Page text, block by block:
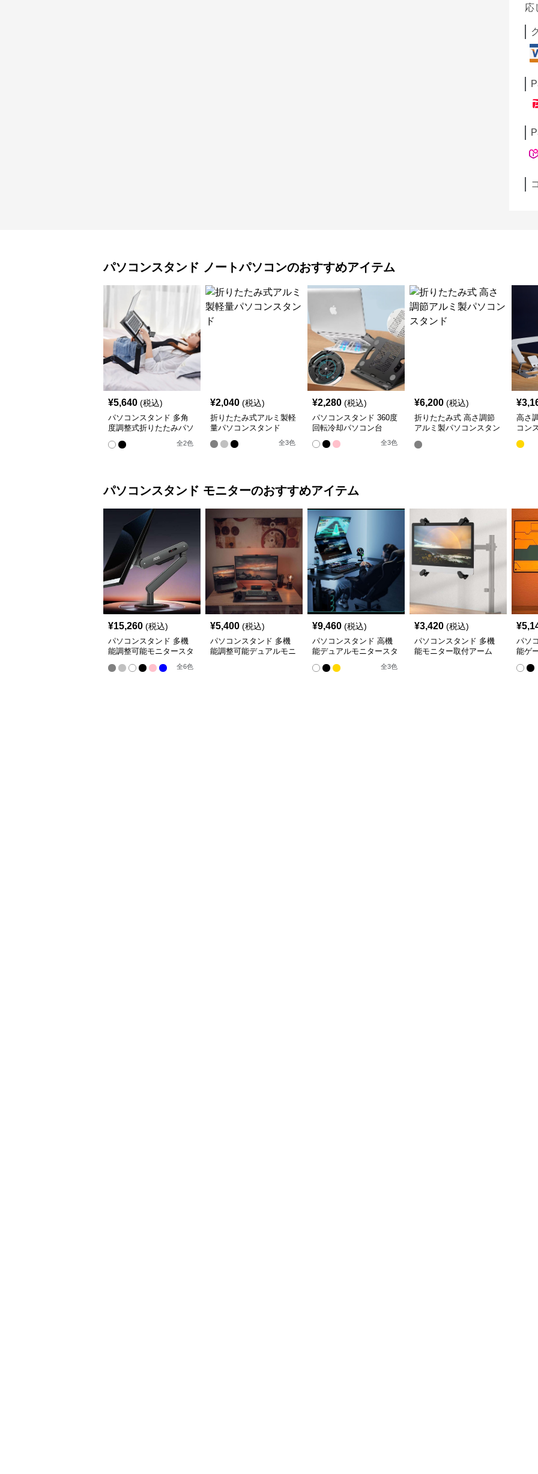
応
パソコンスタンド ノートパソコンのおすすめアイテム
¥5,640 (税込)
パソコンスタンド 多角
度調整式折りたたみパソ
全2色
¥2,040 (税込)
折りたたみ式アルミ製軽
量パソコンスタンド
全3色
¥2,280 (税込)
パソコンスタンド 360度
回転冷却パソコン台
全3色
¥6,200 (税込)
折りたたみ式 高さ調節
アルミ製パソコンスタン
¥
高さ
コン
パソコンスタンド モニターのおすすめアイテム
¥15,260 (税込)
パソコンスタンド 多機
能調整可能モニタースタ
全6色
¥5,400 (税込)
パソコンスタンド 多機
能調整可能デュアルモニ
¥9,460 (税込)
パソコンスタンド 高機
能デュアルモニタースタ
全3色
¥3,420 (税込)
パソコンスタンド 多機
能モニター取付アーム
¥
パソ
能ゲ